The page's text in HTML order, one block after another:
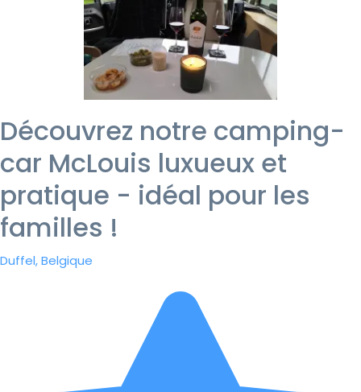
Découvrez notre camping-
car McLouis luxueux et
pratique - idéal pour les
familles !
Duffel, Belgique